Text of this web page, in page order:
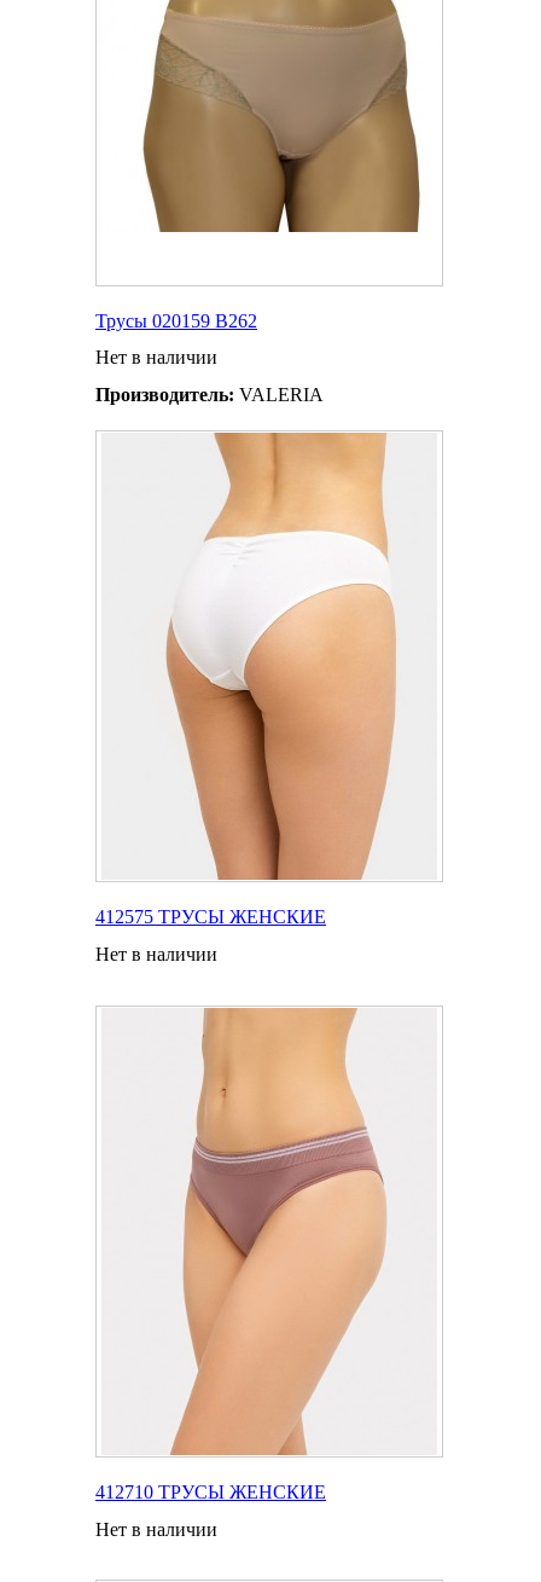
Трусы 020159 В262
Нет в наличии
Производитель: VALERIA
412575 ТРУСЫ ЖЕНСКИЕ
Нет в наличии
412710 ТРУСЫ ЖЕНСКИЕ
Нет в наличии